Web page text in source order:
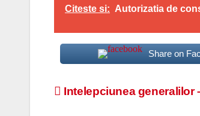
Citeste si: Autorizatia de
Share on
Navigare
Intelepciunea generalilor